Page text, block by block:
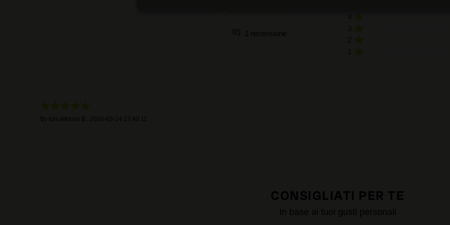
1 recensione
luis alfonso B. 2026-03-24 13:40:11
CONSIGLIATI PER TE
In base ai tuoi gusti personali